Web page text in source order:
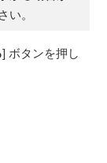
キーワー
用環境，
端末の個体
方法）
に氏名，
い。
] ボタンを押し